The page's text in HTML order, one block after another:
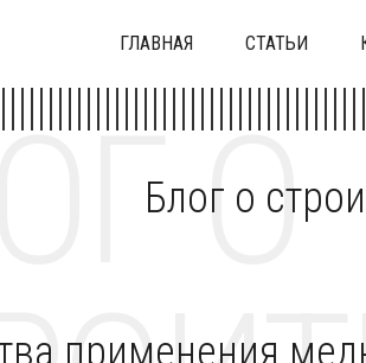
ГЛАВНАЯ СТАТЬИ
Блог о
О
применения